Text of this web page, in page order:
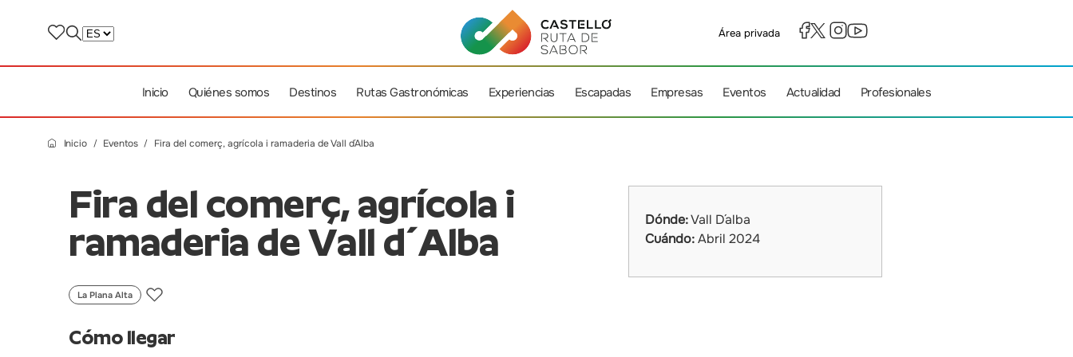
Área privada
Inicio Quiénes somos Destinos Rutas Gastronómicas Experiencias Escapadas Empresas Eventos Actualidad Profesionales
Inicio Eventos Fira del comerç, agrícola i ramaderia de Vall d´Alba
Fira del comerç, agrícola i
ramaderia de Vall d´Alba
La Plana Alta
Cómo llegar
Dónde:Vall D´alba
Cuándo:Abril 2024